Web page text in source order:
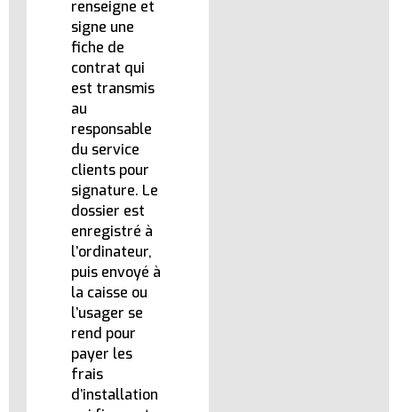
renseigne et
signe une
fiche de
contrat qui
est transmis
au
responsable
du service
clients pour
signature. Le
dossier est
enregistré à
l’ordinateur,
puis envoyé à
la caisse ou
l’usager se
rend pour
payer les
frais
d’installation